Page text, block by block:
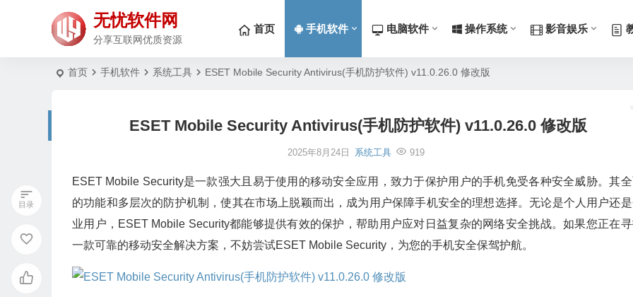
无忧软件网
分享互联网优质资源
首页 手机软件 电脑软件 操作系统 影音娱乐
首页 手机软件 系统工具 ESET Mobile Security Antivirus(手机防护软件) v11.0.26.0 修改版
ESET Mobile Security Antivirus(手机防护软件) v11.0.26.0 修改版
2025年8月24日 系统工具 919
ESET Mobile Security是一款强大且易于使用的移动安全应用，致力于保护用户的手机免受各种安全威胁。其
的功能和多层次的防护机制，使其在市场上脱颖而出，成为用户保障手机安全的理想选择。无论是个人用户还
业用户，ESET Mobile Security都能够提供有效的保护，帮助用户应对日益复杂的网络安全挑战。如果您正在
一款可靠的移动安全解决方案，不妨尝试ESET Mobile Security，为您的手机安全保驾护航。